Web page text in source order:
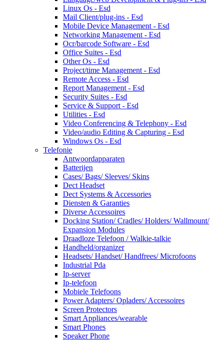
Linux Os - Esd
Mail Client/plug-ins - Esd
Mobile Device Management - Esd
Networking Management - Esd
Ocr/barcode Software - Esd
Office Suites - Esd
Other Os - Esd
Project/time Management - Esd
Remote Access - Esd
Report Management - Esd
Security Suites - Esd
Service & Support - Esd
Utilities - Esd
Video Conferencing & Telephony - Esd
Video/audio Editing & Capturing - Esd
Windows Os - Esd
Telefonie
Antwoordapparaten
Batterijen
Cases/ Bags/ Sleeves/ Skins
Dect Headset
Dect Systems & Accessories
Diensten & Garanties
Diverse Accessoires
Docking Station/ Cradles/ Holders/ Wallmount/
Expansion Modules
Draadloze Telefoon / Walkie-talkie
Handheld/organizer
Headsets/ Handset/ Handfrees/ Microfoons
Industrial Pda
Ip-server
Ip-telefoon
Mobiele Telefoons
Power Adapters/ Opladers/ Accessoires
Screen Protectors
Smart Appliances/wearable
Smart Phones
Speaker Phone